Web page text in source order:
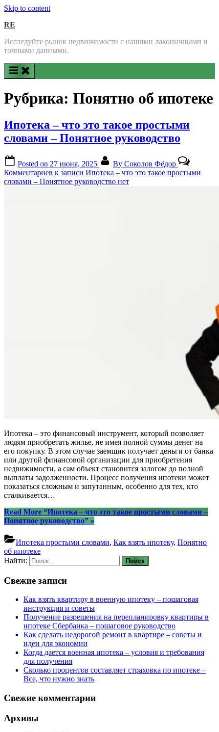
Skip to content
RE
Исследуйте рынок недвижимости с нашими лаконичными и
точными данными.
Рубрика: Понятно об ипотеке
Ипотека – что это такое простыми
словами – Понятное руководство
Posted on 27 июня, 2025 By Соколов Фёдор
Комментариев к записи Ипотека – что это такое простыми
словами – Понятное руководство нет
Ипотека – это финансовый инструмент, который позволяет
людям приобретать жилье, не имея полной суммы денег на
его покупку. В этом случае заемщик получает деньги от банка
или другой финансовой организации для приобретения
недвижимости, а сам объект становится залогом до полной
выплаты задолженности. Процесс получения ипотеки может
показаться сложным и запутанным, особенно для тех, кто
сталкивается…
Read More “Ипотека – что это такое простыми словами –
Понятное руководство” »
Ипотека простыми словами, Как взять ипотеку, Понятно
об ипотеке
Найти:
Свежие записи
Как взять квартиру в военную ипотеку – пошаговая
инструкция и советы
Получение разрешения на перепланировку квартиры в
ипотеке Сбербанка – пошаговое руководство
Как сделать недорогой ремонт в квартире – советы и
идеи для экономии
Когда дается военная ипотека – условия и требования
для получения
Сколько процентов составляет страховка по ипотеке –
Все, что нужно знать
Свежие комментарии
Архивы